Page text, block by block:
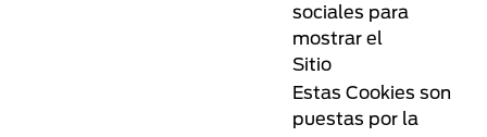
sociales para
mostrar el
Sitio
Estas Cookies son
puestas por la